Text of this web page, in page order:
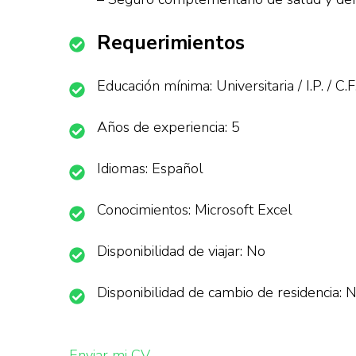
Requerimientos
Educación mínima: Universitaria / I.P. /
Años de experiencia: 5
Idiomas: Español
Conocimientos: Microsoft Excel
Disponibilidad de viajar: No
Disponibilidad de cambio de residencia: